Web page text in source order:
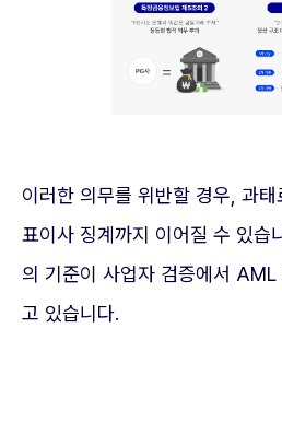
이러한 의무를 위반할 경우, 과
표이사 징계까지 이어질 수 있습
의 기준이 사업자 검증에서 AML
고 있습니다.